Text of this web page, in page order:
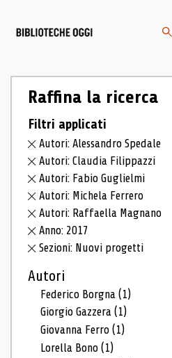
Raffina la ricerca
Filtri applicati
Autori: Alessandro Spedale
Autori: Claudia Filippazzi
Autori: Fabio Guglielmi
Autori: Michela Ferrero
Autori: Raffaella Magnano
Anno: 2017
Sezioni: Nuovi progetti
Autori
Federico Borgna(1)
Giorgio Gazzera(1)
Giovanna Ferro(1)
Lorella Bono(1)